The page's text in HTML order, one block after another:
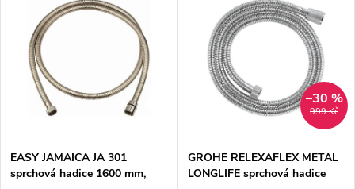
p
Nejprodávanější
s
EASY JAMAICA JA 301
sprchová hadice 1600 mm,
999 Kč
–30 %
GROHE RELEXAFLEX METAL
LONGLIFE sprchová hadice